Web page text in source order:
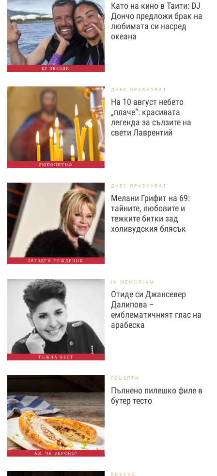
БГ ЗВЕЗДИ
Като на кино в Таити: DJ
Дончо предложи брак на
любимата си насред
океана
ЛЮБОПИТНО
ДНЕС ПРАЗНУВАТ
На 10 август небето
„плаче“: красивата
легенда за сълзите на
свети Лаврентий
ЗВЕЗДЕН РОЖДЕНИК
ДНЕС ПРАЗНУВАТ
Мелани Грифит на 69:
тайните, любовите и
тежките битки зад
холивудския блясък
ТЪЖНА ВЕСТ
IN MEMORIAM
Отиде си Джансевер
Далипова –
емблематичният глас на
арабеска
АХ, ЧЕ ВКУСНО!
РЕЦЕПТИ
Пълнено пилешко филе в
бутер тесто
ВКУСНО